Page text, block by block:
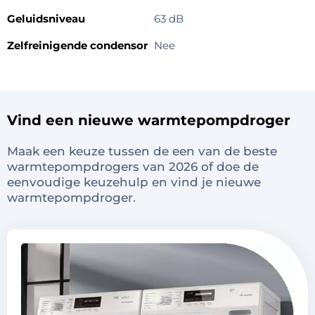
Geluidsniveau
63 dB
Zelfreinigende condensor Nee
Vind een nieuwe warmtepompdroger
Maak een keuze tussen de een van de beste
warmtepompdrogers van 2026 of doe de
eenvoudige keuzehulp en vind je nieuwe
warmtepompdroger.